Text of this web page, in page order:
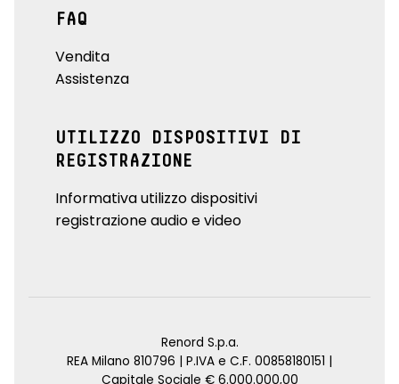
FAQ
Vendita
Assistenza
UTILIZZO DISPOSITIVI DI
REGISTRAZIONE
Informativa utilizzo dispositivi
registrazione audio e video
Renord S.p.a.
REA Milano 810796 | P.IVA e C.F. 00858180151 |
Capitale Sociale € 6.000.000,00